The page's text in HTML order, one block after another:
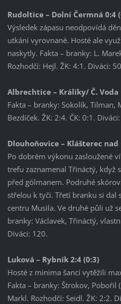
Rudoltice – Dolní Čermná 0:4
Výsledek zápasu neodpovídá
utkání vyrovnané. Hosté ale
naskytly. Fakta – branky: L.
Rozhodčí: Hejl. ŽK: 4:1. Diváci:
Albrechtice – Králíky/ Č. Voda
Fakta – branky: Sokolík, Tilman,
Bezdíček. ŽK: 2:4. ČK: 0:1.
Dlouhoňovice – Klášterec nad
Po dobrém výkonu zasloužené
trefu zaznamenal Třináctý, když
před gólmanem. Podruhé
střelou k tyči. Třetí branku si dal
centru Musila. Ve druhé půli už
branky: Václavek, Třináctý,
Diváci: 120.
Luková – Rybník 2:4 (0:3)
Hosté z minima šancí vytěžili
Fakta – branky: Štrokov, Pobořil
Markl. Rozhodčí: Seidl. ŽK: 2:2.